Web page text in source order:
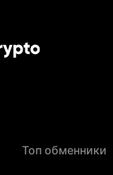
Топ обменники